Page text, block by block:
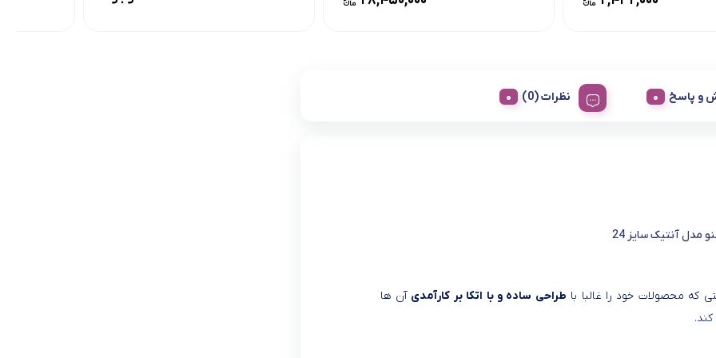
و پاسخ نظرات (0)
مدل آنتیک سایز 24
که محصولات خود را غالبا با طراحی ساده و با اتکا بر کارآمدی آن ها